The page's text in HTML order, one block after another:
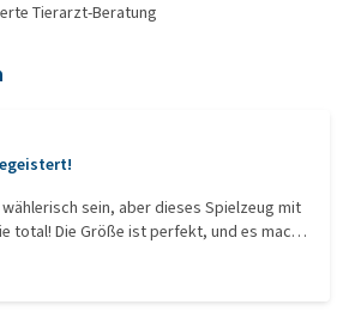
Tierarzt-Beratung
sein, aber dieses Spielzeug mit
total! Die Größe ist perfekt, und es macht